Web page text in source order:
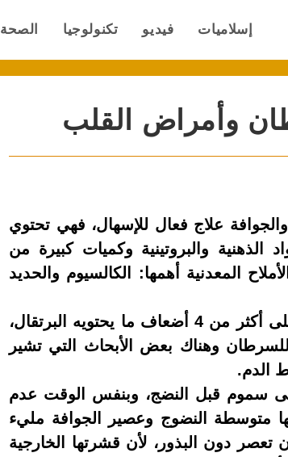
إسلاميات فيديو تكنولوجيا الصحة
وأمراض القلب
علاج فعال للإسهال، فهي تحتوي
والبروتينية وكميات كبيرة من
المعدنية أهمها: الكالسيوم والحديد
وتعتبر الجوافة أغنى الفواكه بفيتامين”ج” فهي تحتوي على أكثر من 4 أضعاف ما يحتويه البرتقال،
وهناك بعض الأبحاث التي تشير
الدم.
سموم قبل النضج، وبنفس الوقت عدم
متوسطة النضوج وعصير الجوافة مليء
تعصر دون البذور، لأن قشرتها الخارجية